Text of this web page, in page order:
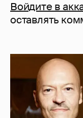
Войдите в
оставлять